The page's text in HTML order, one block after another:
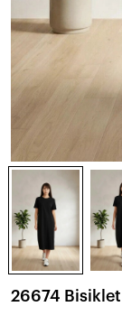
26674 Bisiklet